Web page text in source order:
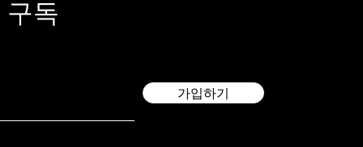
구독
가입하기